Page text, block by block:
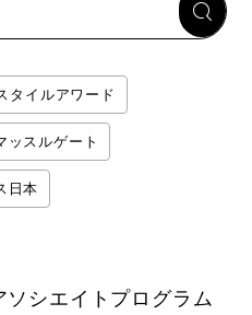
タイルアワード
ッスルゲート
日本
シエイトプログラム